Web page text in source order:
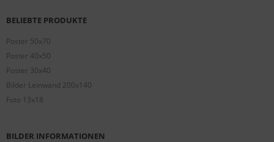
BELIEBTE PRODUKTE
Poster 50x70
Poster 40x50
Poster 30x40
Bilder Leinwand 200x140
Foto 13x18
BILDER INFORMATIONEN